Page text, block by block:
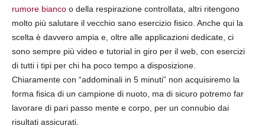
rumore bianco o della respirazione controllata, altri ritengono
molto più salutare il vecchio sano esercizio fisico. Anche qui la
scelta è davvero ampia e, oltre alle applicazioni dedicate, ci
sono sempre più video e tutorial in giro per il web, con esercizi
di tutti i tipi per chi ha poco tempo a disposizione.
Chiaramente con “addominali in 5 minuti” non acquisiremo la
forma fisica di un campione di nuoto, ma di sicuro potremo far
lavorare di pari passo mente e corpo, per un connubio dai
risultati assicurati.